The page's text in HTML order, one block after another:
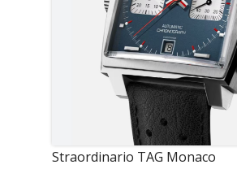
Straordinario TAG Monaco